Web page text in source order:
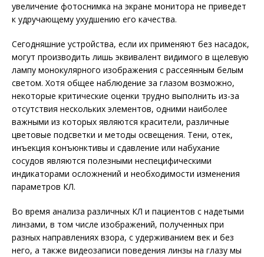
увеличение фотоснимка на экране монитора не приведет
к удручающему ухудшению его качества.
Сегодняшние устройства, если их применяют без насадок,
могут производить лишь эквивалент видимого в щелевую
лампу монокулярного изображения с рассеянным белым
светом. Хотя общее наблюдение за глазом возможно,
некоторые критические оценки трудно выполнить из-за
отсутствия нескольких элементов, одними наиболее
важными из которых являются красители, различные
цветовые подсветки и методы осве­щения. Тени, отек,
инъекция конъюнктивы и сдавление или набухание
сосудов являются полезными неспецифическими
индикаторами осложнений и необходимости изменения
параметров КЛ.
Во время анализа различных КЛ и пациентов с надетыми
линзами, в том числе изображений, полученных при
разных направлениях взора, с удерживанием век и без
него, а также видеозаписи поведения линзы на глазу мы